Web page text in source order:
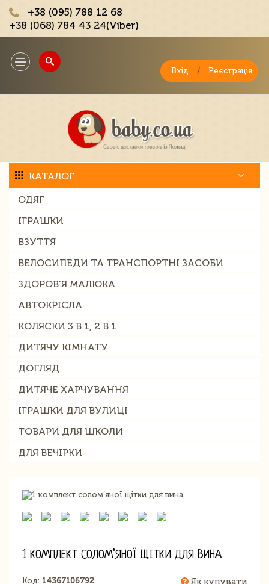
+38 (095) 788 12 68
+38 (068) 784 43 24(Viber)
Toggle
navigation
Вхід / Реєстрація
КАТАЛОГ
ОДЯГ
ІГРАШКИ
ВЗУТТЯ
ВЕЛОСИПЕДИ ТА ТРАНСПОРТНІ ЗАСОБИ
ЗДОРОВ'Я МАЛЮКА
АВТОКРІСЛА
КОЛЯСКИ 3 В 1, 2 В 1
ДИТЯЧУ КІМНАТУ
ДОГЛЯД
ДИТЯЧЕ ХАРЧУВАННЯ
ІГРАШКИ ДЛЯ ВУЛИЦІ
ТОВАРИ ДЛЯ ШКОЛИ
ДЛЯ ВЕЧІРКИ
1 КОМПЛЕКТ СОЛОМ’ЯНОЇ ЩІТКИ ДЛЯ ВИНА
Код: 14367106792 Як купувати